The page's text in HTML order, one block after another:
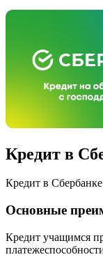
Кредит в
Кредит в
Основные
Кредит учащимся